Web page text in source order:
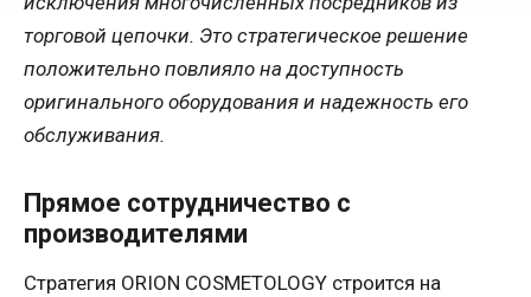
торговой цепочки. Это стратегическое решение
положительно повлияло на доступность
оригинального оборудования и надежность его
обслуживания.
Прямое сотрудничество с
производителями
Стратегия ORION COSMETOLOGY строится на